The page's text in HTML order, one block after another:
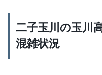
二子玉川の玉川
混雑状況